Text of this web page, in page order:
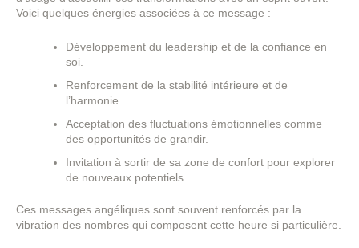
Voici quelques énergies associées à ce message :
Développement du leadership et de la confiance en
soi.
Renforcement de la stabilité intérieure et de
l’harmonie.
Acceptation des fluctuations émotionnelles comme
des opportunités de grandir.
Invitation à sortir de sa zone de confort pour explorer
de nouveaux potentiels.
Ces messages angéliques sont souvent renforcés par la
vibration des nombres qui composent cette heure si particulière.